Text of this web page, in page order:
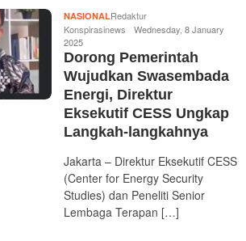
NASIONALRedaktur
Konspirasinews
Wednesday, 8 January
2025
Dorong Pemerintah
Wujudkan Swasembada
Energi, Direktur
Eksekutif CESS Ungkap
Langkah-langkahnya
Jakarta – Direktur Eksekutif CESS
(Center for Energy Security
Studies) dan Peneliti Senior
Lembaga Terapan […]